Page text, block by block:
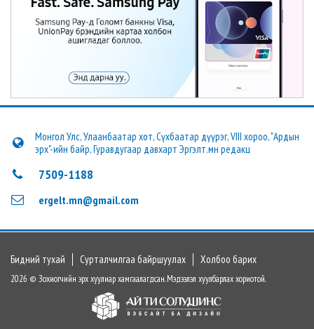
Монгол Улс, Улаанбаатар хот, Сүхбаатар дүүрэг, VIII хороо, "Ардын
эрх"-ийн байр, Гуравдугаар давхарт Эргэлт.мн редакц
7509-1188
ergelt.mn@gmail.com
Бидний тухай Сурталчилгаа байршуулах Холбоо барих
2026 © Зохиогчийн эрх хуулиар хамгаалагдсан. Мэдээлэл хуулбарлах хориотой.